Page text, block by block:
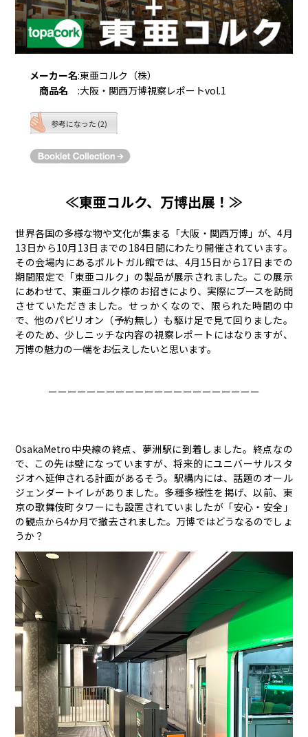
メーカー名:東亜コルク（株）
商品名
:大阪・関西万博視察レポートvol.1
参考になった (2)
≪東亜コルク、万博出展！≫
世界各国の多様な物や文化が集まる「大阪・関西万博」が、4月
13日から10月13日までの184日間にわたり開催されています。
その会場内にあるポルトガル館では、4月15日から17日までの
期間限定で「東亜コルク」の製品が展示されました。この展示
にあわせて、東亜コルク様のお招きにより、実際にブースを訪問
させていただきました。せっかくなので、限られた時間の中
で、他のパビリオン（予約無し）も駆け足で見て回りました。
そのため、少しニッチな内容の視察レポートにはなりますが、
万博の魅力の一端をお伝えしたいと思います。
ーーーーーーーーーーーーーーーーーーーーーー
OsakaMetro中央線の終点、夢洲駅に到着しました。終点なの
で、この先は壁になっていますが、将来的にユニバーサルスタ
ジオへ延伸される計画があるそう。駅構内には、話題のオール
ジェンダートイレがありました。多種多様性を掲げ、以前、東
京の歌舞伎町タワーにも設置されていましたが「安心・安全」
の観点から4か月で撤去されました。万博ではどうなるのでしょ
うか？